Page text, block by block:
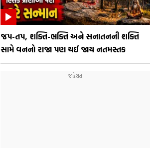
જપ-તપ, શક્તિ-ભક્તિ અને સનાતનની શક્તિ
સામે વનનો રાજા પણ થઈ જાય નતમસ્તક